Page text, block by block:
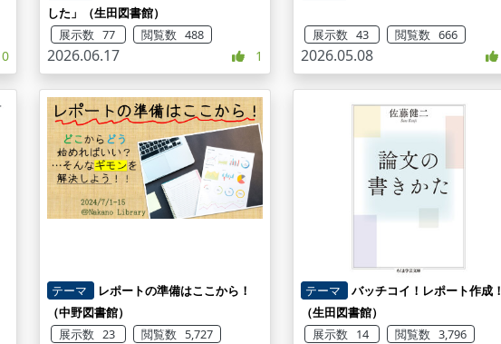
0
した」（生田図書館）
展示数 77
閲覧数 488
2026.06.17 1
展示数 43 閲覧数 666
2026.05.08
テーマ
レポートの準備はここから！
（中野図書館）
展示数 23
閲覧数 5,727
テーマ
バッチコイ！レポート作成！
（生田図書館）
展示数 14
閲覧数 3,796